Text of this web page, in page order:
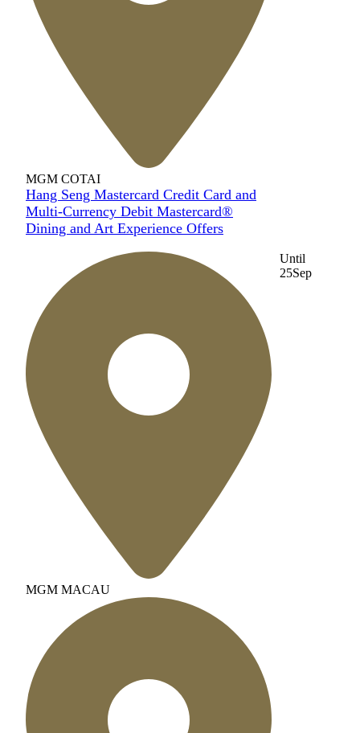
MGM COTAI
Hang Seng Mastercard Credit Card and
Multi-Currency Debit Mastercard®
Dining and Art Experience Offers
MGM MACAU
Until
25Sep